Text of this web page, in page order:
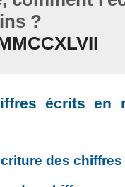
?
écrits en
des